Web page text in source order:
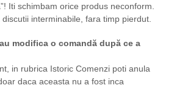
Iti schimbam orice produs neconform.
interminabile, fara timp pierdut.
modifica o comandă după ce a
in rubrica Istoric Comenzi poti anula
daca aceasta nu a fost inca